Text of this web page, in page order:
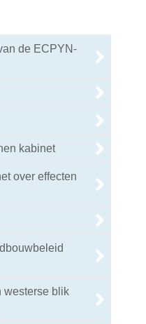
de ECPYN-
kabinet
over effecten
westerse blik